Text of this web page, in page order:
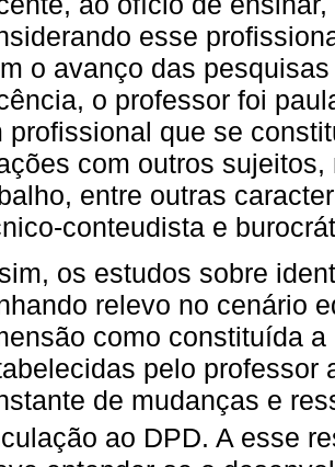
esse
o avanço das
o professor foi
profissional que se
com outros
entre outras
conteudista e
os estudos sobre
relevo no cenário
como constituída
pelo professor
de mudanças e
ao DPD. A esse